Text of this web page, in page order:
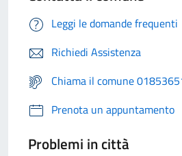
Leggi le domande frequenti
Richiedi Assistenza
Chiama il comune
Prenota un appuntamento
Problemi in città